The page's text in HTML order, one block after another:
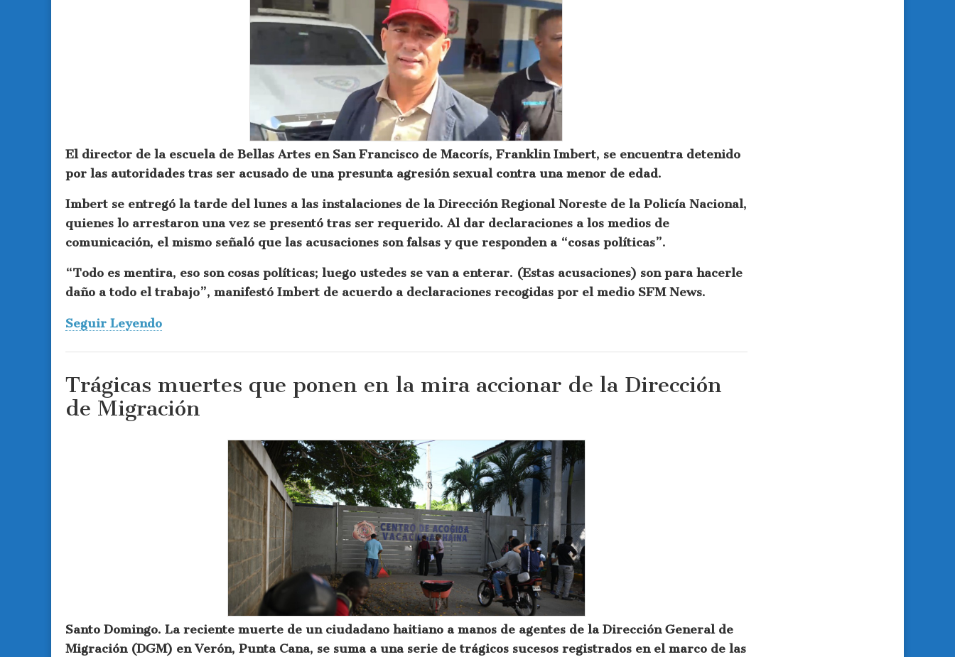
El director de la escuela de Bellas Artes en San Francisco de Macorís, Franklin Imbert, se encuentra detenido
por las autoridades tras ser acusado de una presunta agresión sexual contra una menor de edad.
Imbert se entregó la tarde del lunes a las instalaciones de la Dirección Regional Noreste de la Policía Nacional,
quienes lo arrestaron una vez se presentó tras ser requerido. Al dar declaraciones a los medios de
comunicación, el mismo señaló que las acusaciones son falsas y que responden a “cosas políticas”.
“Todo es mentira, eso son cosas políticas; luego ustedes se van a enterar. (Estas acusaciones) son para hacerle
daño a todo el trabajo”, manifestó Imbert de acuerdo a declaraciones recogidas por el medio SFM News.
Seguir Leyendo
Trágicas muertes que ponen en la mira accionar de la Dirección
de Migración
Santo Domingo. La reciente muerte de un ciudadano haitiano a manos de agentes de la Dirección General de
Migración (DGM) en Verón, Punta Cana, se suma a una serie de trágicos sucesos registrados en el marco de las